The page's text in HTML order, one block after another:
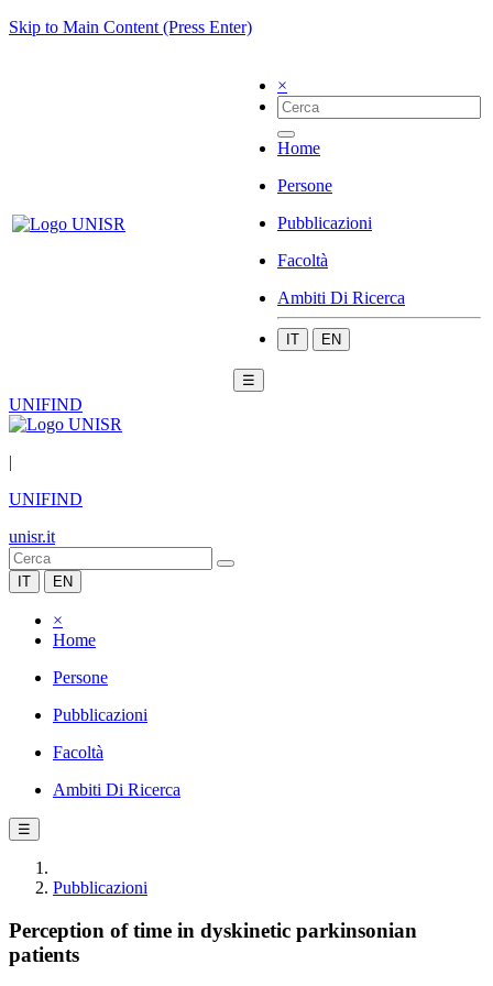
Skip to Main Content (Press Enter)
×
Home
Persone
Pubblicazioni
Facoltà
Ambiti Di Ricerca
IT EN
☰
UNIFIND
|
UNIFIND
unisr.it
IT EN
×
Home
Persone
Pubblicazioni
Facoltà
Ambiti Di Ricerca
☰
Pubblicazioni
Perception of time in dyskinetic parkinsonian
patients